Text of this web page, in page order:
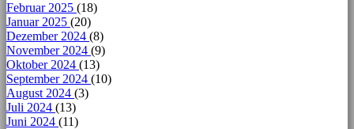
Februar 2025 (18)
Januar 2025 (20)
Dezember 2024 (8)
November 2024 (9)
Oktober 2024 (13)
September 2024 (10)
August 2024 (3)
Juli 2024 (13)
Juni 2024 (11)